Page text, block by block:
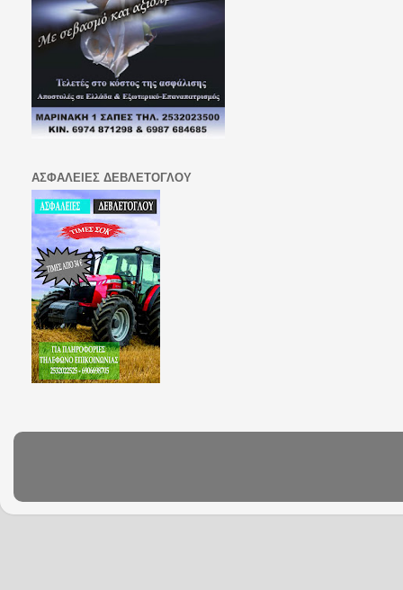
ΑΣΦΑΛΕΙΕΣ ΔΕΒΛΕΤΟΓΛΟΥ